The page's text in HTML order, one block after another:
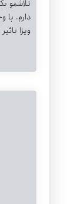
تلاشمو
دارم. با
ویزا